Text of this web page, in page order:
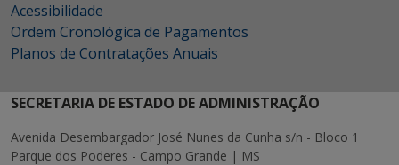
Acessibilidade
Ordem Cronológica de Pagamentos
Planos de Contratações Anuais
SECRETARIA DE ESTADO DE ADMINISTRAÇÃO
Avenida Desembargador José Nunes da Cunha s/n - Bloco 1
Parque dos Poderes - Campo Grande | MS